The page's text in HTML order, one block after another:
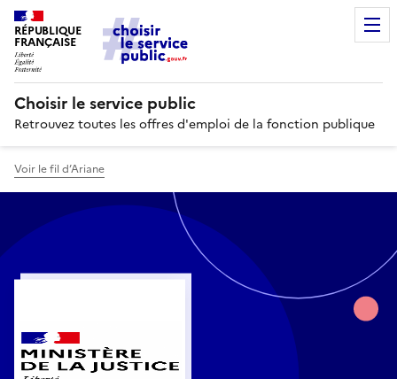
RÉPUBLIQUE
FRANÇAISE
Choisir le service public
Retrouvez toutes les offres d'emploi de la fonction publique
Voir le fil d’Ariane